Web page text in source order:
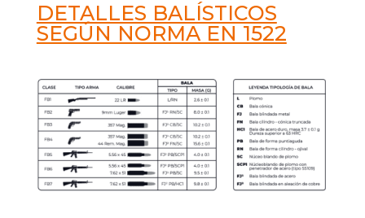
DETALLES BALÍSTICOS
SEGÚN NORMA EN 1522